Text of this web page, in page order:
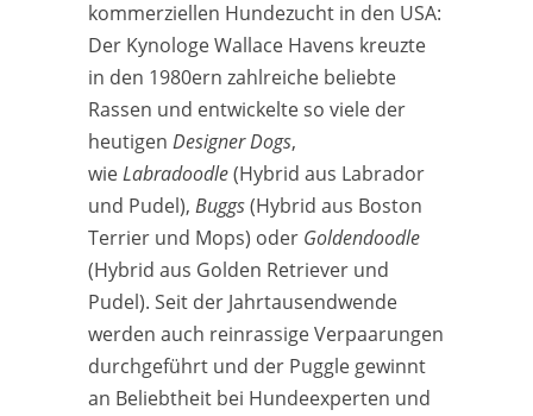
kommerziellen Hundezucht in den USA:
Der Kynologe Wallace Havens kreuzte
in den 1980ern zahlreiche beliebte
Rassen und entwickelte so viele der
heutigen Designer Dogs,
wieLabradoodle(Hybrid aus Labrador
und Pudel), Buggs(Hybrid aus Boston
Terrier und Mops) oder Goldendoodle
(Hybrid aus Golden Retriever und
Pudel). Seit der Jahrtausendwende
werden auch reinrassige Verpaarungen
durchgeführt und der Puggle gewinnt
an Beliebtheit bei Hundeexperten und